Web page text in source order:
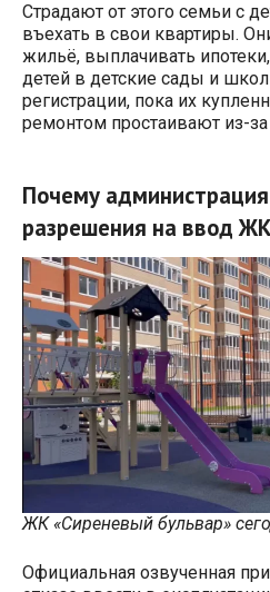
Страдают от этого семьи с
въехать в свои квартиры.
жильё, выплачивать
детей в детские сады и
регистрации, пока их
ремонтом простаивают из-
Почему
разрешения на ввод
ЖК «Сиреневый бульвар»
Официальная озвученная